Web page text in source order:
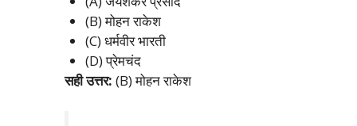
(B) मोहन राकेश
(C) धर्मवीर भारती
(D) प्रेमचंद
सही उत्तर: (B) मोहन राकेश